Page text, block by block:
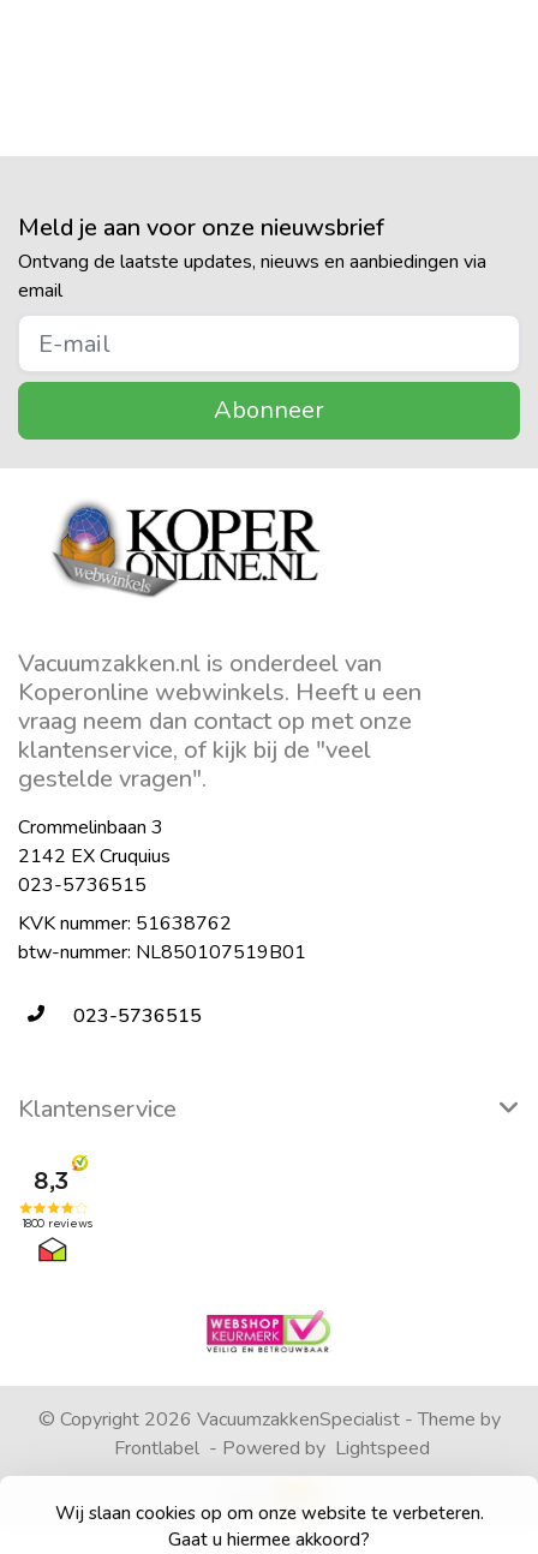
Wij slaan cookies op om onze website te verbeteren.
Gaat u hiermee akkoord?
Meld je aan voor onze nieuwsbrief
Ontvang de laatste updates, nieuws en aanbiedingen via
email
Abonneer
Vacuumzakken.nl is onderdeel van
Koperonline webwinkels. Heeft u een
vraag neem dan contact op met onze
klantenservice, of kijk bij de "veel
gestelde vragen".
Crommelinbaan 3
2142 EX Cruquius
023-5736515
KVK nummer: 51638762
btw-nummer: NL850107519B01
023-5736515
Klantenservice
© Copyright 2026 VacuumzakkenSpecialist - Theme by
Frontlabel - Powered by Lightspeed